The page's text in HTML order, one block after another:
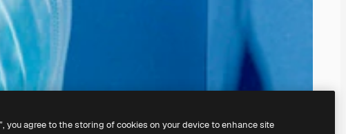
you agree to the storing of cookies on your device to enhance site